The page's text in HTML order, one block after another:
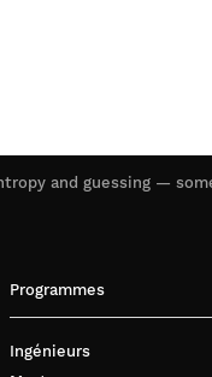
and guessing —
Programmes
Ingénieurs